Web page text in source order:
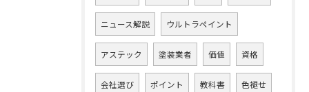
ニュース解説 ウルトラペイント
アステック 塗装業者 価値 資格
会社選び ポイント 教科書 色褪せ